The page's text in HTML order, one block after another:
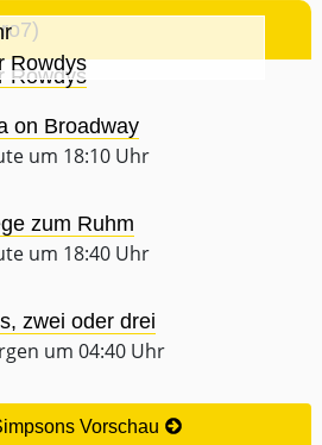
Rowdys
on Broadway
um 18:10 Uhr
zum Ruhm
um 18:40 Uhr
zwei oder drei
um 04:40 Uhr
Vorschau